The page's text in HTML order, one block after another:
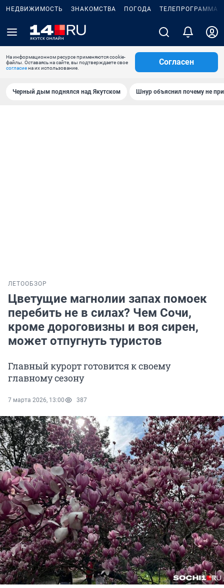
НЕДВИЖИМОСТЬ ЗНАКОМСТВА ПОГОДА ТЕЛЕПРОГРАММА
На информационном ресурсе применяются cookie-
файлы. Оставаясь на сайте, вы подтверждаете свое
согласиена их использование.
Согласен
Черный дым поднялся над Якутском Шнур объяснил почему не
ЛЕТООБЗОР
Цветущие магнолии запах помоек
перебить не в силах? Чем Сочи,
кроме дороговизны и воя сирен,
может отпугнуть туристов
Главный курорт готовится к своему
главному сезону
7 марта 2026, 13:00 387